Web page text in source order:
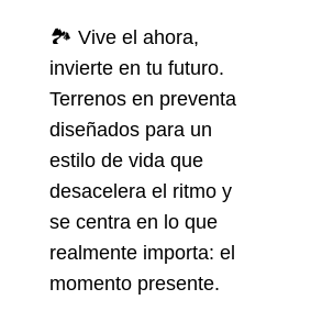
🏞️ Vive el ahora,
invierte en tu futuro.
Terrenos en preventa
diseñados para un
estilo de vida que
desacelera el ritmo y
se centra en lo que
realmente importa: el
momento presente.